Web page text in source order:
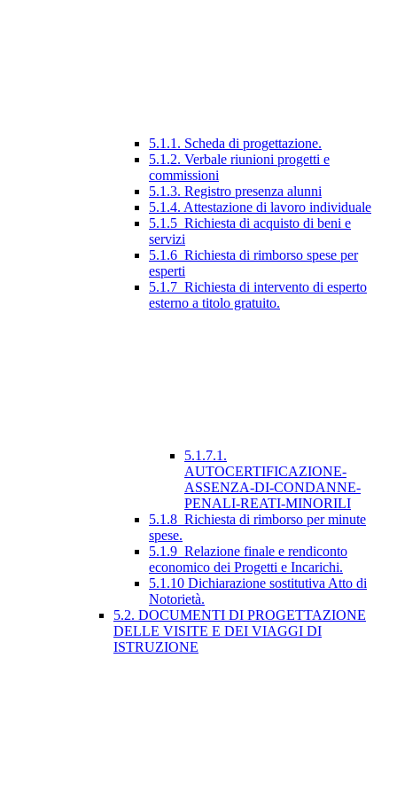
5.1.1. Scheda di progettazione.
5.1.2. Verbale riunioni progetti e
commissioni
5.1.3. Registro presenza alunni
5.1.4. Attestazione di lavoro individuale
5.1.5_Richiesta di acquisto di beni e
servizi
5.1.6_Richiesta di rimborso spese per
esperti
5.1.7_Richiesta di intervento di esperto
esterno a titolo gratuito.
5.1.7.1.
AUTOCERTIFICAZIONE-
ASSENZA-DI-CONDANNE-
PENALI-REATI-MINORILI
5.1.8_Richiesta di rimborso per minute
spese.
5.1.9_Relazione finale e rendiconto
economico dei Progetti e Incarichi.
5.1.10 Dichiarazione sostitutiva Atto di
Notorietà.
5.2. DOCUMENTI DI PROGETTAZIONE
DELLE VISITE E DEI VIAGGI DI
ISTRUZIONE